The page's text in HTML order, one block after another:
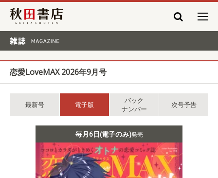
秋田書店
恋愛LoveMAX 2026年9月号
最新号 電子版
バック
ナンバー
次号予告
毎月6日(電子のみ)発売